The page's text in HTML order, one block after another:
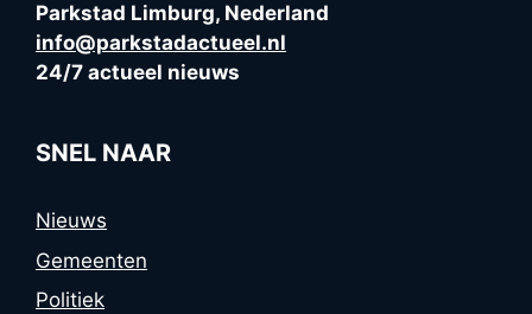
Parkstad Limburg, Nederland
info@parkstadactueel.nl
24/7 actueel nieuws
SNEL NAAR
Nieuws
Gemeenten
Politiek